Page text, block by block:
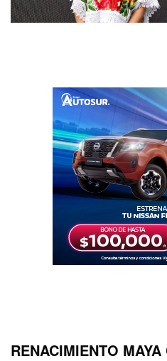
RENACIMIENTO